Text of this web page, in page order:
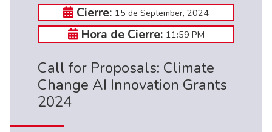
Cierre: 15 de September, 2024
Hora de Cierre: 11:59 PM
Call for Proposals: Climate
Change AI Innovation Grants
2024